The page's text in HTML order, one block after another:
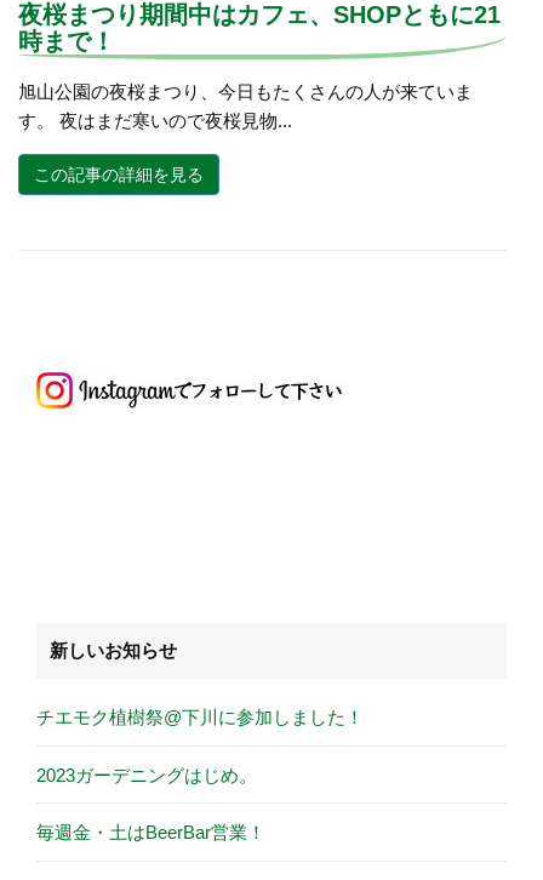
夜桜まつり期間中はカフェ、SHOPともに21
時まで！
旭山公園の夜桜まつり、今日もたくさんの人が来ていま
す。 夜はまだ寒いので夜桜見物...
この記事の詳細を見る
新しいお知らせ
チエモク植樹祭@下川に参加しました！
2023ガーデニングはじめ。
毎週金・土はBeerBar営業！